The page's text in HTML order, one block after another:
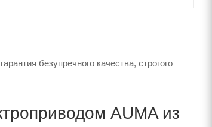
безупречного качества, строгого
AUMA из